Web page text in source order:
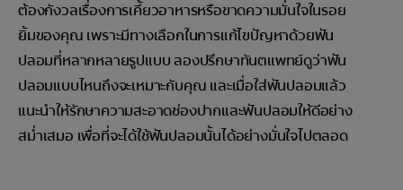
ต้องกังวลเรื่องการเคี้ยวอาหารหรือขาดความมั่นใจในรอย
ยิ้มของคุณ เพราะมีทางเลือกในการแก้ไขปัญหาด้วยฟัน
ปลอมที่หลากหลายรูปแบบ ลองปรึกษาทันตแพทย์ดูว่าฟัน
ปลอมแบบไหนถึงจะเหมาะกับคุณ และเมื่อใส่ฟันปลอมแล้ว
แนะนำให้รักษาความสะอาดช่องปากและฟันปลอมให้ดีอย่าง
สม่ำเสมอ เพื่อที่จะได้ใช้ฟันปลอมนั้นได้อย่างมั่นใจไปตลอด